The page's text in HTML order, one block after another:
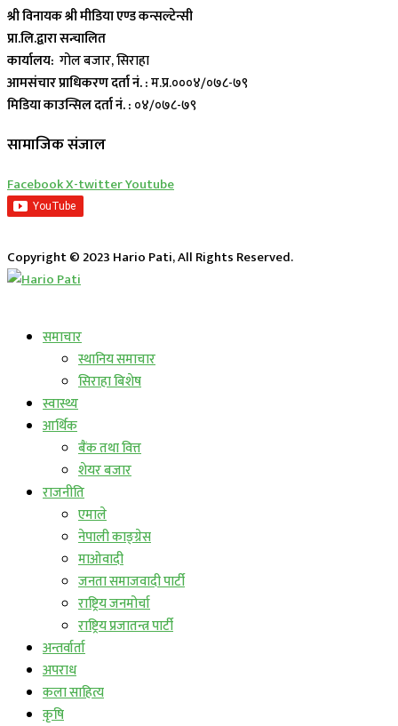
श्री विनायक श्री मीडिया एण्ड कन्सल्टेन्सी
प्रा.लि.द्वारा सन्चालित
कार्यालय: गोल बजार, सिराहा
आमसंचार प्राधिकरण दर्ता नं. :म.प्र.०००४/०७८-७९
मिडिया काउन्सिल दर्ता नं. : ०४/०७८-७९
सामाजिक संजाल
FacebookX-twitterYoutube
Copyright © 2023 Hario Pati, All Rights Reserved.
समाचार
स्थानिय समाचार
सिराहा बिशेष
स्वास्थ्य
आर्थिक
बैंक तथा वित्त
शेयर बजार
राजनीति
एमाले
नेपाली काङ्ग्रेस
माओवादी
जनता समाजवादी पार्टी
राष्ट्रिय जनमोर्चा
राष्ट्रिय प्रजातन्त्र पार्टी
अन्तर्वार्ता
अपराध
कला साहित्य
कृषि